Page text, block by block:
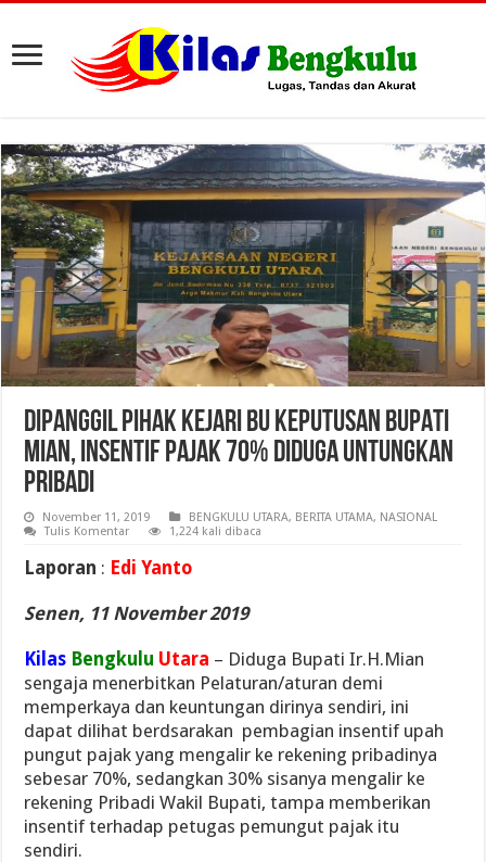
DIPANGGIL PIHAK KEJARI BU KEPUTUSAN BUPATI
MIAN, INSENTIF PAJAK 70% DIDUGA UNTUNGKAN
PRIBADI
November 11, 2019 BENGKULU UTARA, BERITA UTAMA, NASIONAL
Tulis Komentar
1,224 kali dibaca
Laporan : Edi Yanto
Senen, 11 November 2019
Kilas Bengkulu Utara – Diduga Bupati Ir.H.Mian
sengaja menerbitkan Pelaturan/aturan demi
memperkaya dan keuntungan dirinya sendiri, ini
dapat dilihat berdsarakan pembagian insentif upah
pungut pajak yang mengalir ke rekening pribadinya
sebesar 70%, sedangkan 30% sisanya mengalir ke
rekening Pribadi Wakil Bupati, tampa memberikan
insentif terhadap petugas pemungut pajak itu
sendiri.